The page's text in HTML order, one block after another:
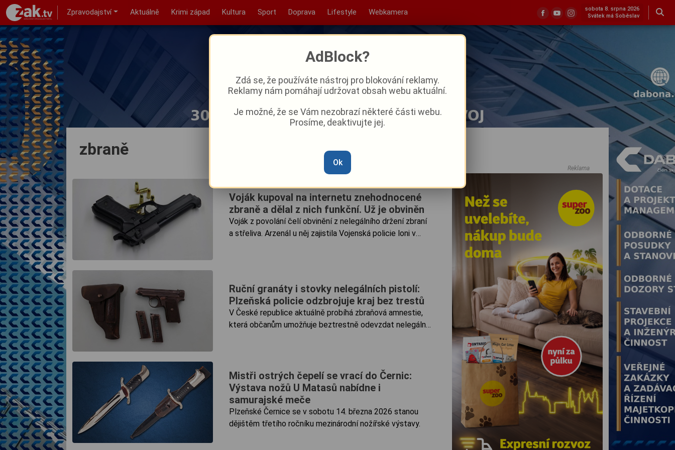
Zpravodajství Aktuálně Krimi západ Kultura Sport Doprava Lifestyle Webkamera
sobota 8. srpna 2026
Svátek má Soběslav
zbraně
Voják kupoval na internetu znehodnocené
zbraně a dělal z nich funkční. Už je obviněn
Voják z povolání čelí obvinění z nelegálního držení zbraní
a střeliva. Arzenál u něj zajistila Vojenská policie loni v
zůstává nejasný.
Ruční granáty i stovky nelegálních pistolí:
Plzeňská policie odzbrojuje kraj bez trestů
V České republice aktuálně probíhá zbraňová amnestie,
která občanům umožňuje beztrestně odevzdat nelegálně
neevidovaného arzenálu.
Mistři ostrých čepelí se vrací do Černic:
Výstava nožů U Matasů nabídne i
samurajské meče
Plzeňské Černice se v sobotu 14. března 2026 stanou
dějištěm třetího ročníku mezinárodní nožířské výstavy.
Reklama
AdBlock?
Zdá se, že používáte nástroj pro blokování reklamy.
Reklamy nám pomáhají udržovat obsah webu aktuální.
Je možné, že se Vám nezobrazí některé části webu.
Prosíme, deaktivujte jej.
Ok